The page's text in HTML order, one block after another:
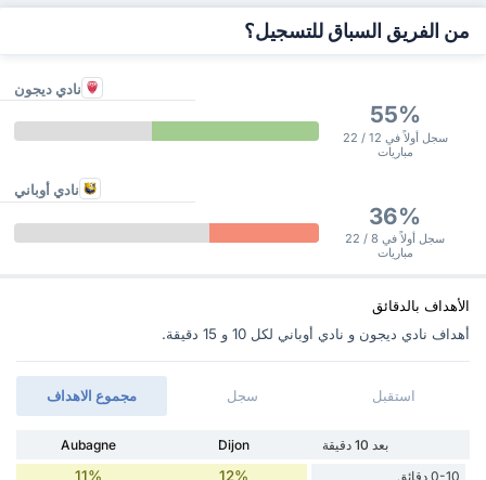
من الفريق السباق للتسجيل؟
نادي ديجون
55%
سجل أولاً في 12 / 22
مباريات
نادي أوباني
36%
سجل أولاً في 8 / 22
مباريات
الأهداف بالدقائق
أهداف نادي ديجون و نادي أوباني ‏لكل 10 و 15 دقيقة.
مجموع الاهداف سجل استقبل
بعد 10 دقيقة Dijon
Aubagne
0-10 دقائق
12%
11%